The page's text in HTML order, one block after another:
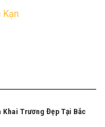
Kạn
Khai Trương Đẹp Tại Bắc